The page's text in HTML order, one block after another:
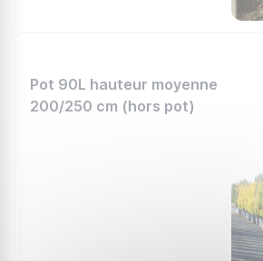
Pot 90L hauteur moyenne
200/250 cm (hors pot)